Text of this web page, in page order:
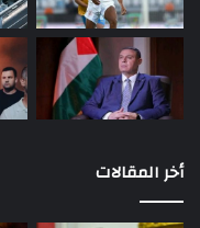
أخر المقالات